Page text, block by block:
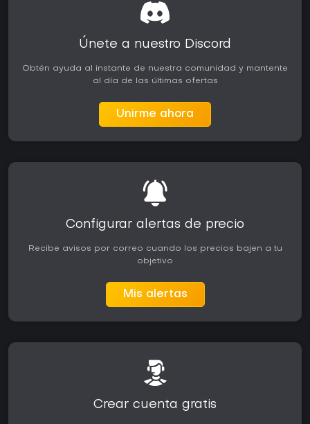
Únete a nuestro Discord
Obtén ayuda al instante de nuestra comunidad y mantente
al día de las últimas ofertas
Unirme ahora
Configurar alertas de precio
Recibe avisos por correo cuando los precios bajen a tu
objetivo
Mis alertas
Crear cuenta gratis